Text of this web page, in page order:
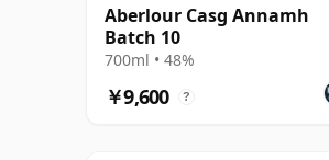
Aberlour Casg Annamh
Batch 10
700ml • 48%
￥9,600 ?